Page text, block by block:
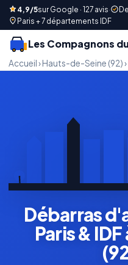
4,9/5sur Google · 127 avis·
Paris + 7 départements IDF
Les Compagnons
Accueil› Hauts-de-Seine (92)›
Débarras
Paris &